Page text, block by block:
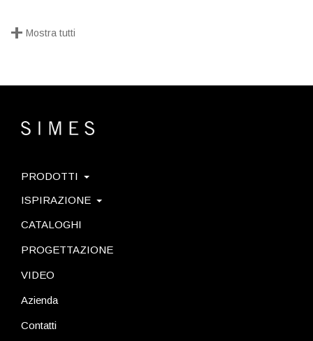
+ Mostra tutti
PRODOTTI
ISPIRAZIONE
CATALOGHI
PROGETTAZIONE
VIDEO
Azienda
Contatti